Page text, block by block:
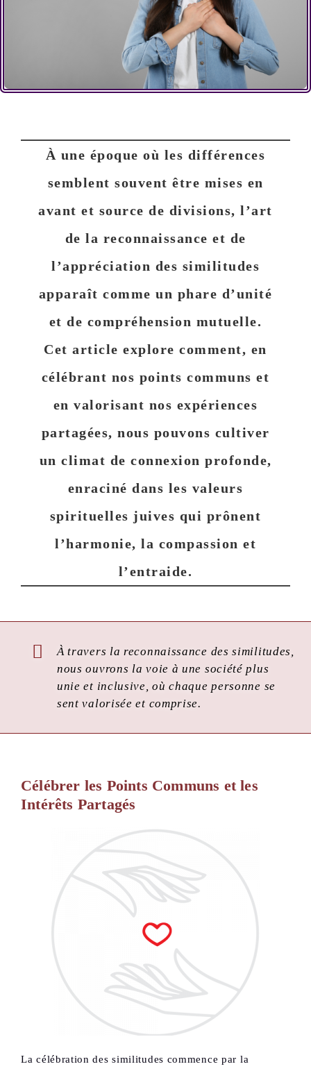
À une époque où les différences
semblent souvent être mises en
avant et source de divisions, l’art
de la reconnaissance et de
l’appréciation des similitudes
apparaît comme un phare d’unité
et de compréhension mutuelle.
Cet article explore comment, en
célébrant nos points communs et
en valorisant nos expériences
partagées, nous pouvons cultiver
un climat de connexion profonde,
enraciné dans les valeurs
spirituelles juives qui prônent
l’harmonie, la compassion et
l’entraide.
À travers la reconnaissance des similitudes,
nous ouvrons la voie à une société plus
unie et inclusive, où chaque personne se
sent valorisée et comprise.
Célébrer les Points Communs et les
Intérêts Partagés
La célébration des similitudes commence par la